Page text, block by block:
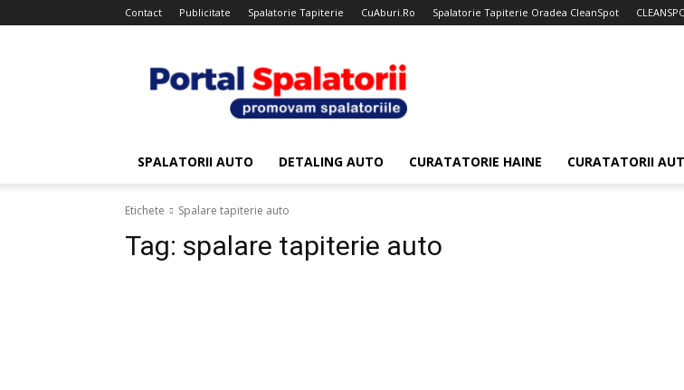
Contact Publicitate Spalatorie Tapiterie CuAburi.Ro Spalatorie Tapiterie Oradea CleanSpot
Spalatorii
SPALATORII AUTO DETALING AUTO CURATATORIE HAINE CURATATORII
Etichete Spalare tapiterie auto
Tag: spalare tapiterie auto